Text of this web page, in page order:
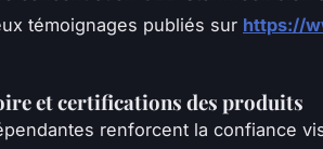
témoignages publiés sur https://
et certifications des produits
renforcent la confiance